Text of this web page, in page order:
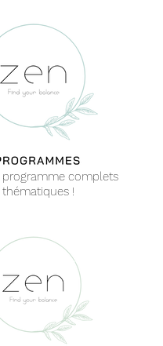
programme complets
thématiques !